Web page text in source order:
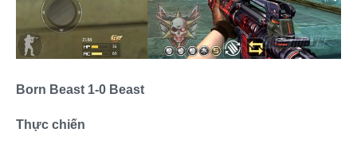
Born Beast 1-0 Beast
Thực chiến